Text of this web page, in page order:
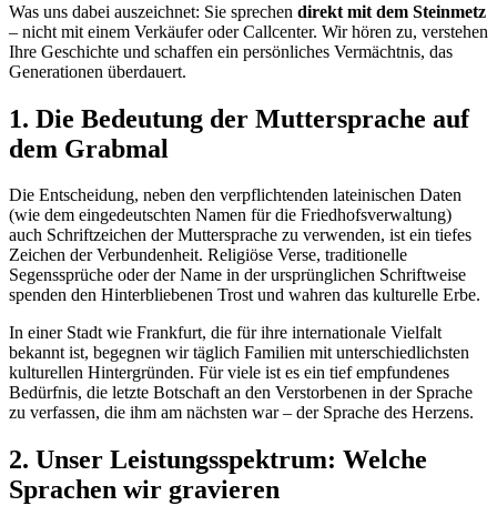
Was uns dabei auszeichnet: Sie sprechen direkt mit dem Steinmetz
– nicht mit einem Verkäufer oder Callcenter. Wir hören zu, verstehen
Ihre Geschichte und schaffen ein persönliches Vermächtnis, das
Generationen überdauert.
1. Die Bedeutung der Muttersprache auf
dem Grabmal
Die Entscheidung, neben den verpflichtenden lateinischen Daten
(wie dem eingedeutschten Namen für die Friedhofsverwaltung)
auch Schriftzeichen der Muttersprache zu verwenden, ist ein tiefes
Zeichen der Verbundenheit. Religiöse Verse, traditionelle
Segenssprüche oder der Name in der ursprünglichen Schriftweise
spenden den Hinterbliebenen Trost und wahren das kulturelle Erbe.
In einer Stadt wie Frankfurt, die für ihre internationale Vielfalt
bekannt ist, begegnen wir täglich Familien mit unterschiedlichsten
kulturellen Hintergründen. Für viele ist es ein tief empfundenes
Bedürfnis, die letzte Botschaft an den Verstorbenen in der Sprache
zu verfassen, die ihm am nächsten war – der Sprache des Herzens.
2. Unser Leistungsspektrum: Welche
Sprachen wir gravieren